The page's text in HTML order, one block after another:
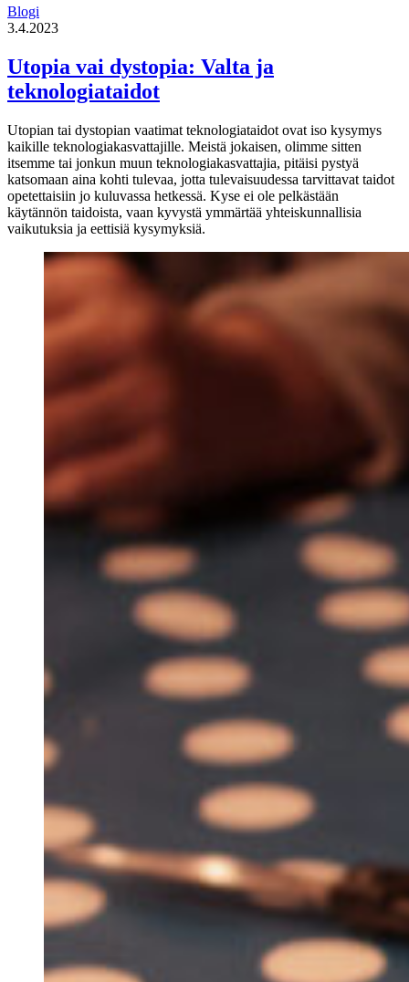
Blogi
3.4.2023
Utopia vai dystopia: Valta ja
teknologiataidot
Utopian tai dystopian vaatimat teknologiataidot ovat iso kysymys
kaikille teknologiakasvattajille. Meistä jokaisen, olimme sitten
itsemme tai jonkun muun teknologiakasvattajia, pitäisi pystyä
katsomaan aina kohti tulevaa, jotta tulevaisuudessa tarvittavat taidot
opetettaisiin jo kuluvassa hetkessä. Kyse ei ole pelkästään
käytännön taidoista, vaan kyvystä ymmärtää yhteiskunnallisia
vaikutuksia ja eettisiä kysymyksiä.